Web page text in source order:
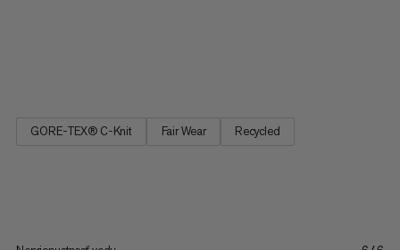
GORE-TEX® C-Knit Fair Wear Recycled